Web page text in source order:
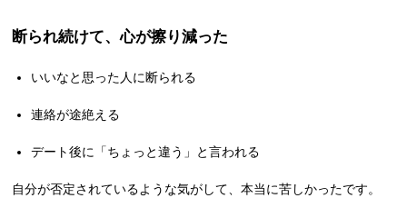
断られ続けて、心が擦り減った
いいなと思った人に断られる
連絡が途絶える
デート後に「ちょっと違う」と言われる
自分が否定されているような気がして、本当に苦しかったです。